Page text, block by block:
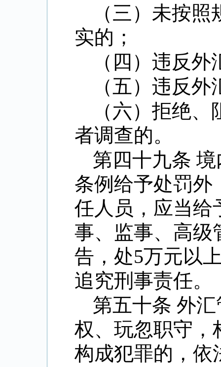
（三）未按
实的；
（四）违反
（五）违反
（六）拒绝
者调查的。
第四十九条
条例给予处罚外
任人员，应当给
事、监事、高级
告，处5万元以
追究刑事责任。
第五十条 外
权、玩忽职守，
构成犯罪的，依